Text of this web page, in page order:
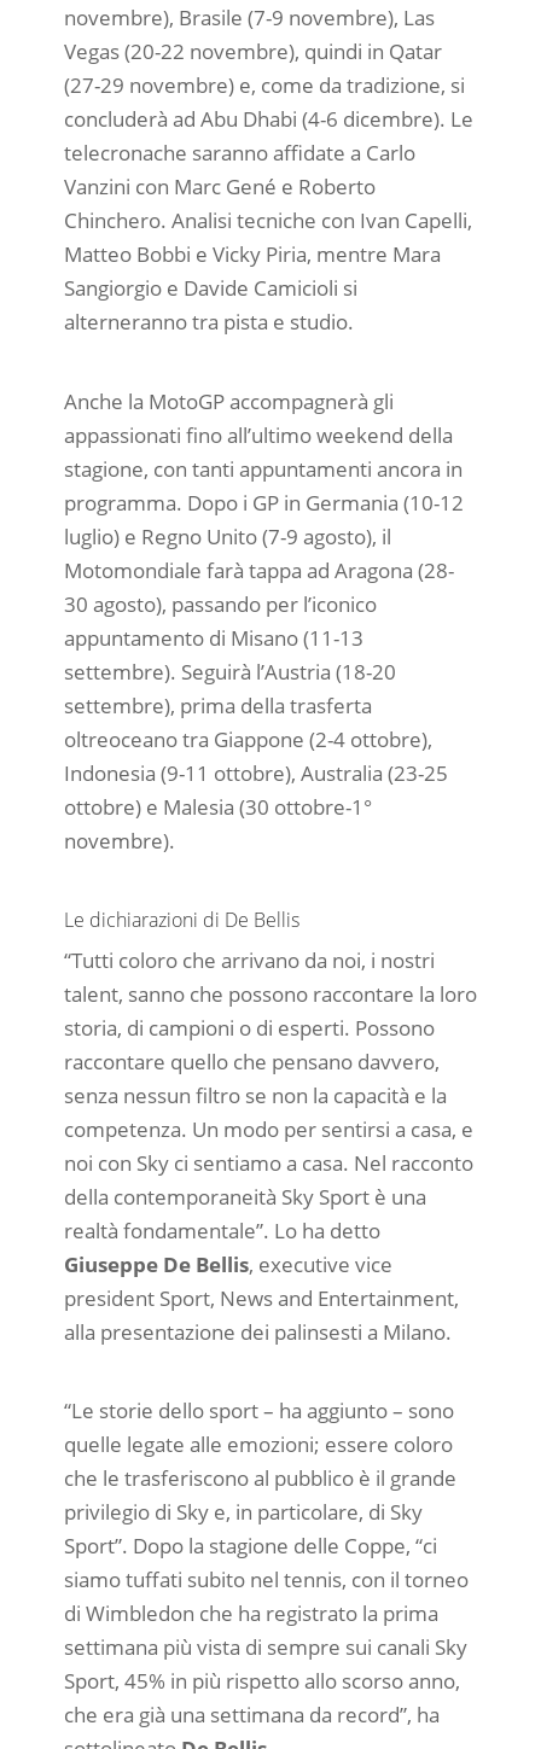
novembre), Brasile (7-9 novembre), Las
Vegas (20-22 novembre), quindi in Qatar
(27-29 novembre) e, come da tradizione, si
concluderà ad Abu Dhabi (4-6 dicembre). Le
telecronache saranno affidate a Carlo
Vanzini con Marc Gené e Roberto
Chinchero. Analisi tecniche con Ivan Capelli,
Matteo Bobbi e Vicky Piria, mentre Mara
Sangiorgio e Davide Camicioli si
alterneranno tra pista e studio.
Anche la MotoGP accompagnerà gli
appassionati fino all’ultimo weekend della
stagione, con tanti appuntamenti ancora in
programma. Dopo i GP in Germania (10-12
luglio) e Regno Unito (7-9 agosto), il
Motomondiale farà tappa ad Aragona (28-
30 agosto), passando per l’iconico
appuntamento di Misano (11-13
settembre). Seguirà l’Austria (18-20
settembre), prima della trasferta
oltreoceano tra Giappone (2-4 ottobre),
Indonesia (9-11 ottobre), Australia (23-25
ottobre) e Malesia (30 ottobre-1°
novembre).
Le dichiarazioni di De Bellis
“Tutti coloro che arrivano da noi, i nostri
talent, sanno che possono raccontare la loro
storia, di campioni o di esperti. Possono
raccontare quello che pensano davvero,
senza nessun filtro se non la capacità e la
competenza. Un modo per sentirsi a casa, e
noi con Sky ci sentiamo a casa. Nel racconto
della contemporaneità Sky Sport è una
realtà fondamentale”. Lo ha detto
Giuseppe De Bellis, executive vice
president Sport, News and Entertainment,
alla presentazione dei palinsesti a Milano.
“Le storie dello sport – ha aggiunto – sono
quelle legate alle emozioni; essere coloro
che le trasferiscono al pubblico è il grande
privilegio di Sky e, in particolare, di Sky
Sport”. Dopo la stagione delle Coppe, “ci
siamo tuffati subito nel tennis, con il torneo
di Wimbledon che ha registrato la prima
settimana più vista di sempre sui canali Sky
Sport, 45% in più rispetto allo scorso anno,
che era già una settimana da record”, ha